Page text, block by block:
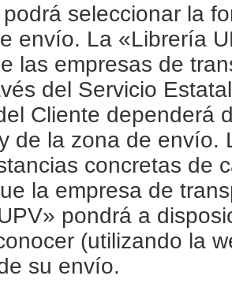
seleccionar la
envío. La «Librería
las empresas de
del Servicio
Cliente dependerá
de la zona de envío.
concretas de
la empresa de
pondrá a
(utilizando la
su envío.